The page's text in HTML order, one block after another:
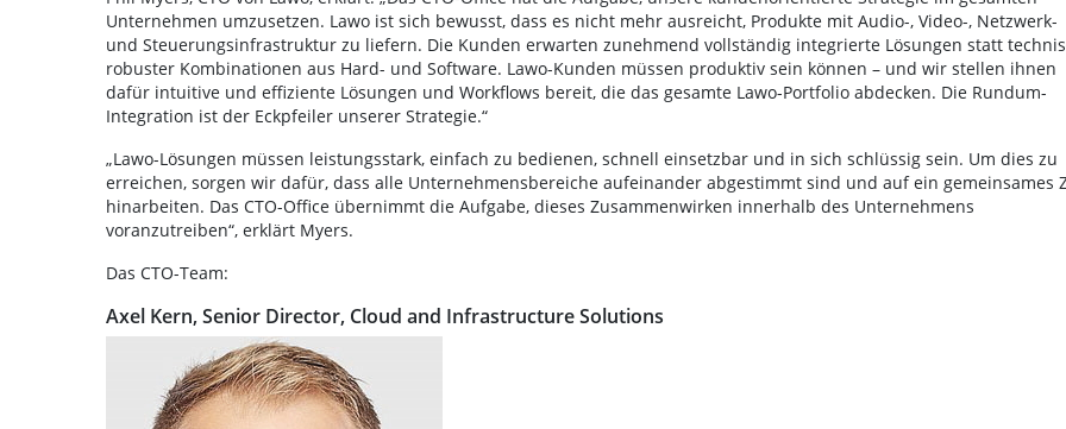
Unternehmen umzusetzen. Lawo ist sich bewusst, dass es nicht mehr ausreicht, Produkte mit Audio-, Video-, Netzwerk-
und Steuerungsinfrastruktur zu liefern. Die Kunden erwarten zunehmend vollständig integrierte Lösungen statt
robuster Kombinationen aus Hard- und Software. Lawo-Kunden müssen produktiv sein können – und wir stellen ihnen
dafür intuitive und effiziente Lösungen und Workflows bereit, die das gesamte Lawo-Portfolio abdecken. Die Rundum-
Integration ist der Eckpfeiler unserer Strategie.“
„Lawo-Lösungen müssen leistungsstark, einfach zu bedienen, schnell einsetzbar und in sich schlüssig sein. Um dies zu
erreichen, sorgen wir dafür, dass alle Unternehmensbereiche aufeinander abgestimmt sind und auf ein gemeinsames
hinarbeiten. Das CTO-Office übernimmt die Aufgabe, dieses Zusammenwirken innerhalb des Unternehmens
voranzutreiben“, erklärt Myers.
Das CTO-Team:
Axel Kern, Senior Director, Cloud and Infrastructure Solutions